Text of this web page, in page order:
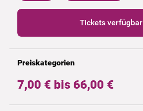
Tickets verfügbar
Preiskategorien
7,00 € bis 66,00 €